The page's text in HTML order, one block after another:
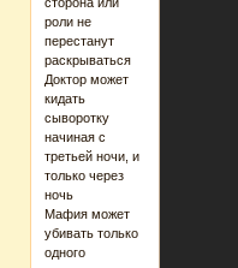
сторона или
роли не
перестанут
раскрываться
Доктор может
кидать
сыворотку
начиная с
третьей ночи, и
только через
ночь
Мафия может
убивать только
одного